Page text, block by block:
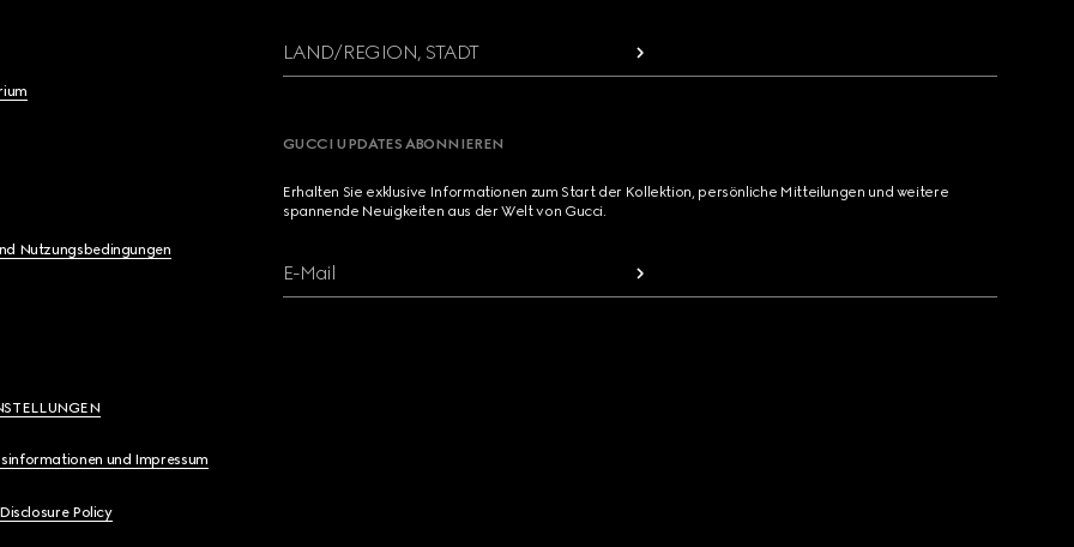
Nutzungsbedingungen
und Impressum
Policy
LAND/REGION, STADT
GUCCI UPDATES ABONNIEREN
Erhalten Sie exklusive Informationen zum Start der Kollektion, persönliche Mitteilungen und weitere
spannende Neuigkeiten aus der Welt von Gucci.
E-Mail